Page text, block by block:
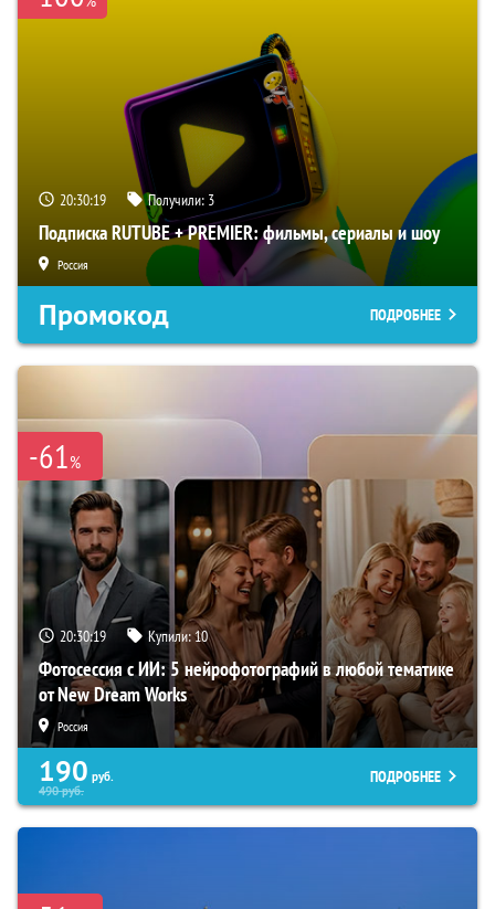
20:30:18 Получили: 3
Подписка RUTUBE + PREMIER: фильмы, сериалы и шоу
Россия
Промокод ПОДРОБНЕЕ
-61%
20:30:18 Купили:10
Фотосессия с ИИ: 5 нейрофотографий в любой тематике
от New Dream Works
Россия
190 руб.
490руб.
ПОДРОБНЕЕ